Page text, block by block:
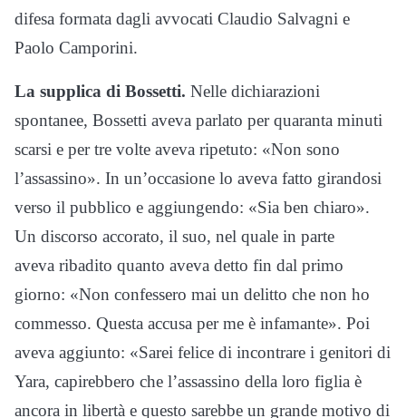
difesa formata dagli avvocati Claudio Salvagni e
Paolo Camporini.
La supplica di Bossetti. Nelle dichiarazioni
spontanee, Bossetti aveva parlato per quaranta minuti
scarsi e per tre volte aveva ripetuto: «Non sono
l’assassino». In un’occasione lo aveva fatto girandosi
verso il pubblico e aggiungendo: «Sia ben chiaro».
Un discorso accorato, il suo, nel quale in parte
aveva ribadito quanto aveva detto fin dal primo
giorno: «Non confessero mai un delitto che non ho
commesso. Questa accusa per me è infamante». Poi
aveva aggiunto: «Sarei felice di incontrare i genitori di
Yara, capirebbero che l’assassino della loro figlia è
ancora in libertà e questo sarebbe un grande motivo di